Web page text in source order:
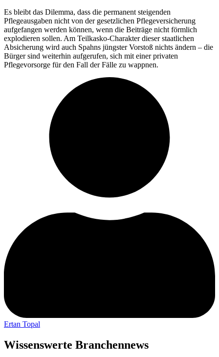
Es bleibt das Dilemma, dass die permanent steigenden
Pflegeausgaben nicht von der gesetzlichen Pflegeversicherung
aufgefangen werden können, wenn die Beiträge nicht förmlich
explodieren sollen. Am Teilkasko-Charakter dieser staatlichen
Absicherung wird auch Spahns jüngster Vorstoß nichts ändern – die
Bürger sind weiterhin aufgerufen, sich mit einer privaten
Pflegevorsorge für den Fall der Fälle zu wappnen.
Ertan Topal
Wissenswerte Branchennews